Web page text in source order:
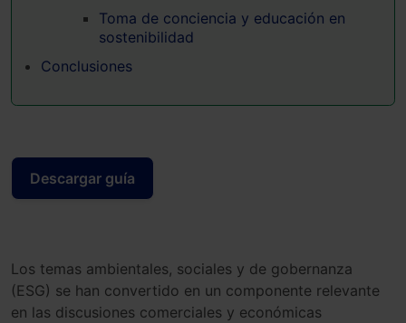
Toma de conciencia y educación en
sostenibilidad
Conclusiones
Descargar guía
Los temas ambientales, sociales y de gobernanza
(ESG) se han convertido en un componente relevante
en las discusiones comerciales y económicas